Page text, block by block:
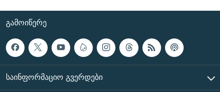
ᲒᲐᲛᲝᲘᲬᲔᲠᲔ
ᲡᲐᲘᲜᲤᲝᲠᲛᲐᲪᲘᲝ ᲒᲕᲔᲠᲓᲔᲑᲘ